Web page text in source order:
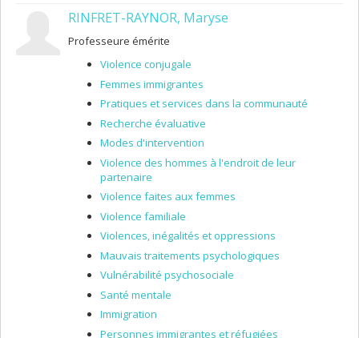
RINFRET-RAYNOR, Maryse
Professeure émérite
Violence conjugale
Femmes immigrantes
Pratiques et services dans la communauté
Recherche évaluative
Modes d'intervention
Violence des hommes à l'endroit de leur
partenaire
Violence faites aux femmes
Violence familiale
Violences, inégalités et oppressions
Mauvais traitements psychologiques
Vulnérabilité psychosociale
Santé mentale
Immigration
Personnes immigrantes et réfugiées